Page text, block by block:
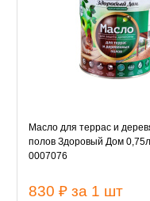
Масло для террас и
полов Здоровый Дом
0007076
830 ₽ за 1 шт